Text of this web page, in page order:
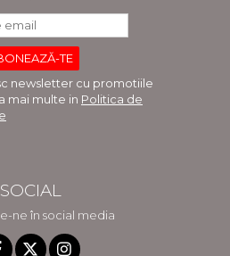
newsletter cu promotiile
mai multe in Politica de
SOCIAL
ne în social media